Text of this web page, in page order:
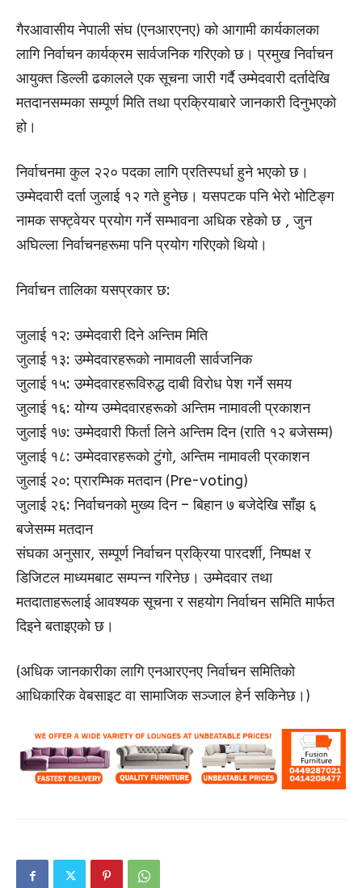
गैरआवासीय नेपाली संघ (एनआरएनए) को आगामी कार्यकालका
लागि निर्वाचन कार्यक्रम सार्वजनिक गरिएको छ। प्रमुख निर्वाचन
आयुक्त डिल्ली ढकालले एक सूचना जारी गर्दै उम्मेदवारी दर्तादेखि
मतदानसम्मका सम्पूर्ण मिति तथा प्रक्रियाबारे जानकारी दिनुभएको
हो।
निर्वाचनमा कुल २२० पदका लागि प्रतिस्पर्धा हुने भएको छ।
उम्मेदवारी दर्ता जुलाई १२ गते हुनेछ। यसपटक पनि भेरो भोटिङ्ग
नामक सफ्ट्वेयर प्रयोग गर्ने सम्भावना अधिक रहेको छ , जुन
अघिल्ला निर्वाचनहरूमा पनि प्रयोग गरिएको थियो।
निर्वाचन तालिका यसप्रकार छ:
जुलाई १२: उम्मेदवारी दिने अन्तिम मिति
जुलाई १३: उम्मेदवारहरूको नामावली सार्वजनिक
जुलाई १५: उम्मेदवारहरूविरुद्ध दाबी विरोध पेश गर्ने समय
जुलाई १६: योग्य उम्मेदवारहरूको अन्तिम नामावली प्रकाशन
जुलाई १७: उम्मेदवारी फिर्ता लिने अन्तिम दिन (राति १२ बजेसम्म)
जुलाई १८: उम्मेदवारहरूको टुंगो, अन्तिम नामावली प्रकाशन
जुलाई २०: प्रारम्भिक मतदान (Pre-voting)
जुलाई २६: निर्वाचनको मुख्य दिन – बिहान ७ बजेदेखि साँझ ६
बजेसम्म मतदान
संघका अनुसार, सम्पूर्ण निर्वाचन प्रक्रिया पारदर्शी, निष्पक्ष र
डिजिटल माध्यमबाट सम्पन्न गरिनेछ। उम्मेदवार तथा
मतदाताहरूलाई आवश्यक सूचना र सहयोग निर्वाचन समिति मार्फत
दिइने बताइएको छ।
(अधिक जानकारीका लागि एनआरएनए निर्वाचन समितिको
आधिकारिक वेबसाइट वा सामाजिक सञ्जाल हेर्न सकिनेछ।)